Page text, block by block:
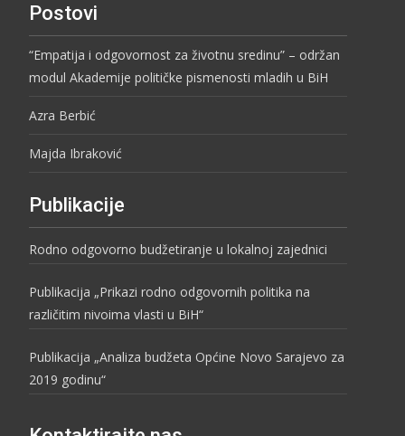
Postovi
“Empatija i odgovornost za životnu sredinu” – održan
modul Akademije političke pismenosti mladih u BiH
Azra Berbić
Majda Ibraković
Publikacije
Rodno odgovorno budžetiranje u lokalnoj zajednici
Publikacija „Prikazi rodno odgovornih politika na
različitim nivoima vlasti u BiH“
Publikacija „Analiza budžeta Općine Novo Sarajevo za
2019 godinu“